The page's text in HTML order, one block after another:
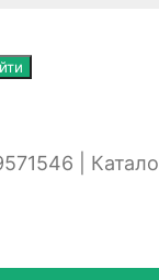
|